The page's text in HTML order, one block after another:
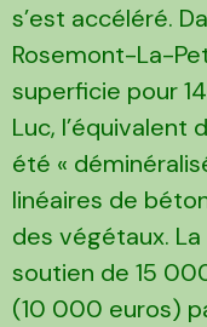
s’est accéléré.
Rosemont-La-
superficie pour
Luc, l’équivalent
été «
linéaires de
des végétaux.
soutien de 15
(10 000 euros)